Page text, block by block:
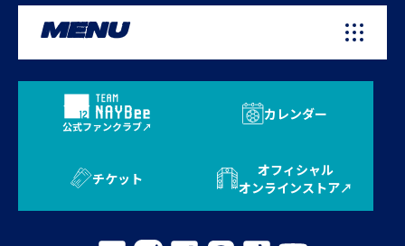
MENU
公式ファンクラブ
カレンダー
チケット
オフィシャル
オンラインストア